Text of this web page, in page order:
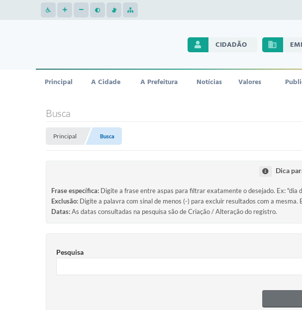
CIDADÃO
Principal A Cidade A Prefeitura Notícias Valores
Busca
Principal Busca
Dica
Frase específica: Digite a frase entre aspas para filtrar exatamente o desejado. Ex: "dia
Exclusão: Digite a palavra com sinal de menos (-) para excluir resultados com a mesma.
Datas:As datas consultadas na pesquisa são de Criação / Alteração do registro.
Pesquisa